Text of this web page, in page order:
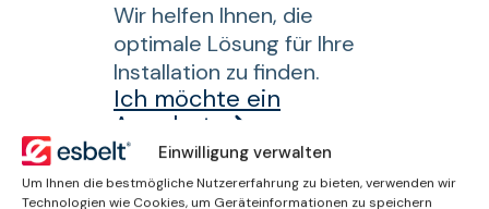
Einwilligung verwalten
Um Ihnen die bestmögliche Nutzererfahrung zu bieten, verwenden wir
Technologien wie Cookies, um Geräteinformationen zu speichern
Wir helfen Ihnen, die
optimale Lösung für Ihre
Installation zu finden.
Ich möchte ein
Angebot
Fordern Sie jetzt ein
unverbindliches Angebot